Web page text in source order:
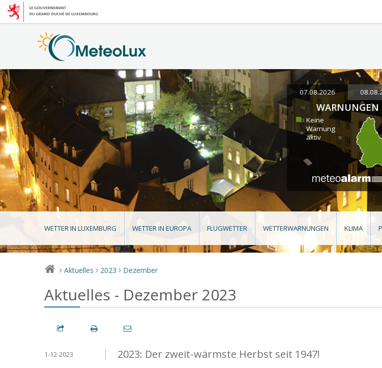
07.08.2026
WARNUNGEN
Keine
Warnung
aktiv
WETTER IN LUXEMBURG WETTER IN EUROPA FLUGWETTER WETTERWARNUNGEN KLIMA
> Aktuelles > 2023 > Dezember
Aktuelles - Dezember 2023
2023: Der zweit-wärmste Herbst seit 1947!
1-12-2023